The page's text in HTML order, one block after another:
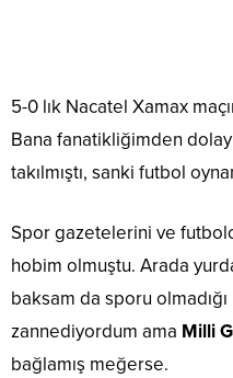
5-0 lık Nacatel Xamax
Bana fanatikliğimden
takılmıştı, sanki futbol
Spor gazetelerini ve
hobim olmuştu. Arada
baksam da sporu
zannediyordum ama Milli
bağlamış meğerse.